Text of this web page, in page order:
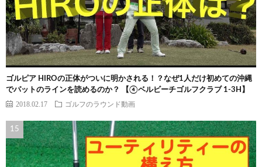
ゴルピア HIROの正体がついに明かされる！？なぜ1人だけ初めての沖縄
でパットのラインを読めるのか？ 【④ベルビーチゴルフクラブ 1-3H】
2018.02.17 ゴルフのラウンド動画